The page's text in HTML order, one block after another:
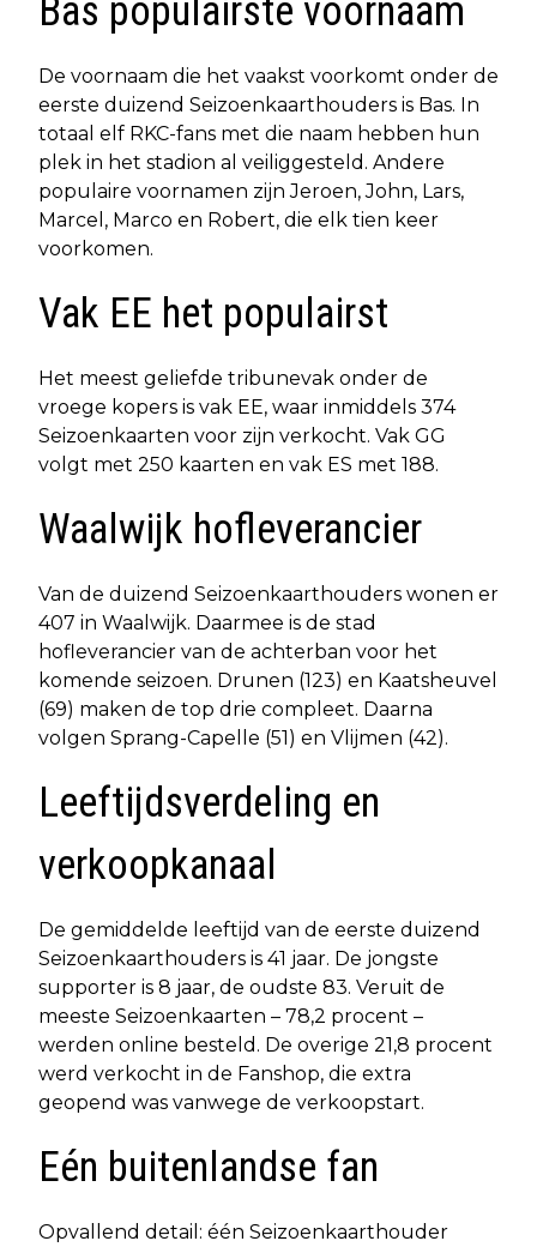
Bas populairste voornaam
De voornaam die het vaakst voorkomt onder de
eerste duizend Seizoenkaarthouders is Bas. In
totaal elf RKC-fans met die naam hebben hun
plek in het stadion al veiliggesteld. Andere
populaire voornamen zijn Jeroen, John, Lars,
Marcel, Marco en Robert, die elk tien keer
voorkomen.
Vak EE het populairst
Het meest geliefde tribunevak onder de
vroege kopers is vak EE, waar inmiddels 374
Seizoenkaarten voor zijn verkocht. Vak GG
volgt met 250 kaarten en vak ES met 188.
Waalwijk hofleverancier
Van de duizend Seizoenkaarthouders wonen er
407 in Waalwijk. Daarmee is de stad
hofleverancier van de achterban voor het
komende seizoen. Drunen (123) en Kaatsheuvel
(69) maken de top drie compleet. Daarna
volgen Sprang-Capelle (51) en Vlijmen (42).
Leeftijdsverdeling en
verkoopkanaal
De gemiddelde leeftijd van de eerste duizend
Seizoenkaarthouders is 41 jaar. De jongste
supporter is 8 jaar, de oudste 83. Veruit de
meeste Seizoenkaarten – 78,2 procent –
werden online besteld. De overige 21,8 procent
werd verkocht in de Fanshop, die extra
geopend was vanwege de verkoopstart.
Eén buitenlandse fan
Opvallend detail: één Seizoenkaarthouder